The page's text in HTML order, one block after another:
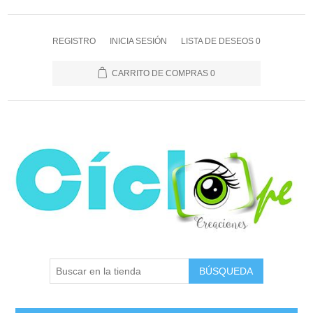
REGISTRO INICIA SESIÓN LISTA DE DESEOS 0
CARRITO DE COMPRAS 0
BÚSQUEDA